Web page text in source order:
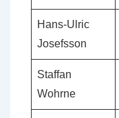
Hans-Ulric
Josefsson
Staffan
Wohrne